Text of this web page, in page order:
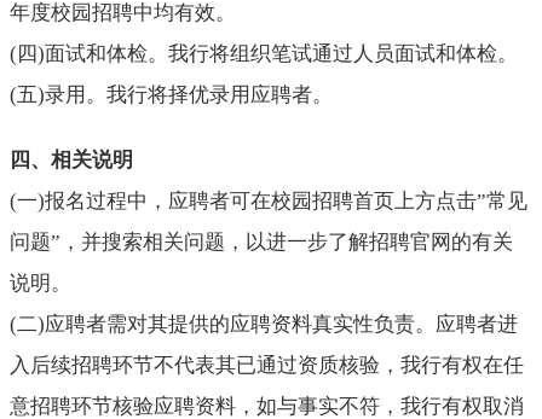
年度校园招聘中均有效。
(四)面试和体检。我行将组织笔试通过人员面试和体检。
(五)录用。我行将择优录用应聘者。
四、相关说明
(一)报名过程中，应聘者可在校园招聘首页上方点击”常见
问题”，并搜索相关问题，以进一步了解招聘官网的有关
说明。
(二)应聘者需对其提供的应聘资料真实性负责。应聘者进
入后续招聘环节不代表其已通过资质核验，我行有权在任
意招聘环节核验应聘资料，如与事实不符，我行有权取消